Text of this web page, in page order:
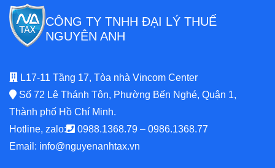
CÔNG TY TNHH ĐẠI LÝ THUẾ
NGUYÊN ANH
L17-11 Tầng 17, Tòa nhà Vincom Center
Số 72 Lê Thánh Tôn, Phường Bến Nghé, Quận 1,
Thành phố Hồ Chí Minh.
Hotline, zalo:
0988.1368.79 – 0986.1368.77
Email: info@nguyenanhtax.vn